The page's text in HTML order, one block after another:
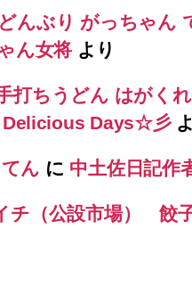
んぶり がっちゃん
ん女将より
打ちうどん はがく
Delicious Days☆彡
ん に 中土佐日記作
チ（公設市場） 餃